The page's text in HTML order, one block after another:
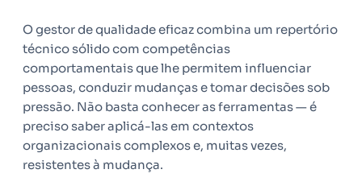
O gestor de qualidade eficaz combina um repertório
técnico sólido com competências
comportamentais que lhe permitem influenciar
pessoas, conduzir mudanças e tomar decisões sob
pressão. Não basta conhecer as ferramentas — é
preciso saber aplicá-las em contextos
organizacionais complexos e, muitas vezes,
resistentes à mudança.